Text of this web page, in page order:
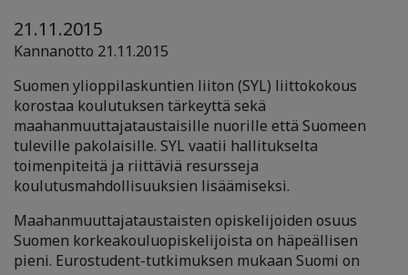
21.11.2015
Kannanotto 21.11.2015
Suomen ylioppilaskuntien liiton (SYL) liittokokous
korostaa koulutuksen tärkeyttä sekä
maahanmuuttajataustaisille nuorille että Suomeen
tuleville pakolaisille. SYL vaatii hallitukselta
toimenpiteitä ja riittäviä resursseja
koulutusmahdollisuuksien lisäämiseksi.
Maahanmuuttajataustaisten opiskelijoiden osuus
Suomen korkeakouluopiskelijoista on häpeällisen
pieni. Eurostudent-tutkimuksen mukaan Suomi on